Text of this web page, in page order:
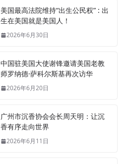
美国最高法院维持“出生公民权” : 出
生在美国就是美国人！
2026年6月30日
中国驻美国大使谢锋邀请美国老教
师罗纳德·萨科尔斯基再次访华
2026年6月20日
广州市沉香协会会长周天明：让沉
香有序走向世界
2026年6月11日